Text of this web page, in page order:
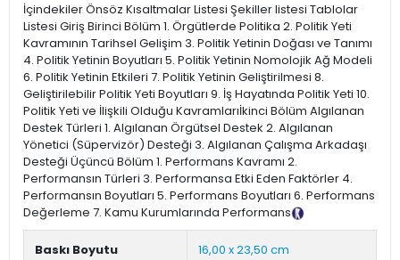
İçindekiler Önsöz Kısaltmalar Listesi Şekiller listesi Tablolar
Listesi Giriş Birinci Bölüm 1. Örgütlerde Politika 2. Politik Yeti
Kavramının Tarihsel Gelişim 3. Politik Yetinin Doğası ve Tanımı
4. Politik Yetinin Boyutları 5. Politik Yetinin Nomolojik Ağ Modeli
6. Politik Yetinin Etkileri 7. Politik Yetinin Geliştirilmesi 8.
Geliştirilebilir Politik Yeti Boyutları 9. İş Hayatında Politik Yeti 10.
Politik Yeti ve İlişkili Olduğu Kavramlarıİkinci Bölüm Algılanan
Destek Türleri 1. Algılanan Örgütsel Destek 2. Algılanan
Yönetici (Süpervizör) Desteği 3. Algılanan Çalışma Arkadaşı
Desteği Üçüncü Bölüm 1. Performans Kavramı 2.
Performansın Türleri 3. Performansa Etki Eden Faktörler 4.
Performansın Boyutları 5. Performans Boyutları 6. Performans
Değerleme 7. Kamu Kurumlarında Performans
Baskı Boyutu 16,00 x 23,50 cm